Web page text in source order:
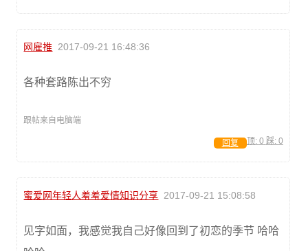
网雇推 2017-09-21 16:48:36
各种套路陈出不穷
跟帖来自电脑端
顶: 0 踩: 0
回复
蜜爱网年轻人羞羞爱情知识分享 2017-09-21 15:08:58
见字如面，我感觉我自己好像回到了初恋的季节 哈哈